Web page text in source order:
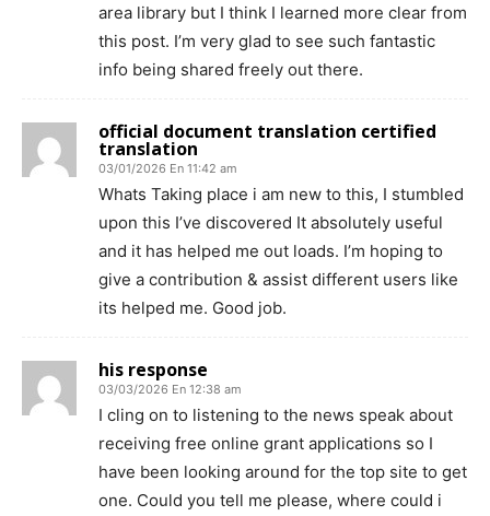
area library but I think I learned more clear from
this post. I’m very glad to see such fantastic
info being shared freely out there.
official document translation certified
translation
03/01/2026 En 11:42 am
Whats Taking place i am new to this, I stumbled
upon this I’ve discovered It absolutely useful
and it has helped me out loads. I’m hoping to
give a contribution & assist different users like
its helped me. Good job.
his response
03/03/2026 En 12:38 am
I cling on to listening to the news speak about
receiving free online grant applications so I
have been looking around for the top site to get
one. Could you tell me please, where could i